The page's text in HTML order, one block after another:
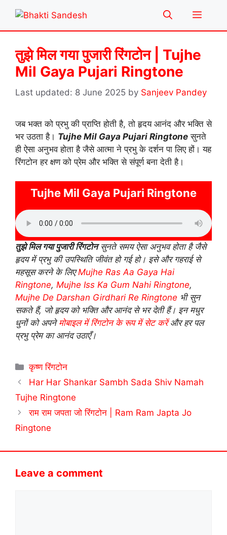
content
Menu
तुझे मिल गया पुजारी रिंगटोन | Tujhe
Mil Gaya Pujari Ringtone
8 June 2025 by Sanjeev Pandey
जब भक्त को प्रभु की प्राप्ति होती है, तो हृदय आनंद और भक्ति से
भर उठता है। Tujhe Mil Gaya Pujari Ringtone सुनते
ही ऐसा अनुभव होता है जैसे आत्मा ने प्रभु के दर्शन पा लिए हों। यह
रिंगटोन हर क्षण को प्रेम और भक्ति से संपूर्ण बना देती है।
Tujhe Mil Gaya Pujari Ringtone
तुझे मिल गया पुजारी रिंगटोनसुनते समय ऐसा अनुभव होता है जैसे
हृदय में प्रभु की उपस्थिति जीवंत हो गई हो। इसे और गहराई से
महसूस करने के लिएMujhe Ras Aa Gaya Hai
Ringtone, Mujhe Iss Ka Gum Nahi Ringtone,
Mujhe De Darshan Girdhari Re Ringtone भी सुन
सकते हैं, जो हृदय को भक्ति और आनंद से भर देती हैं। इन मधुर
धुनों को अपनेमोबाइल में रिंगटोन के रूप में सेट करेंऔर हर पल
प्रभु प्रेम का आनंद उठाएँ।
Categories
कृष्ण रिंगटोन
Har Har Shankar Sambh Sada Shiv Namah
Tujhe Ringtone
राम राम जपता जो रिंगटोन | Ram Ram Japta Jo
Ringtone
Leave a comment